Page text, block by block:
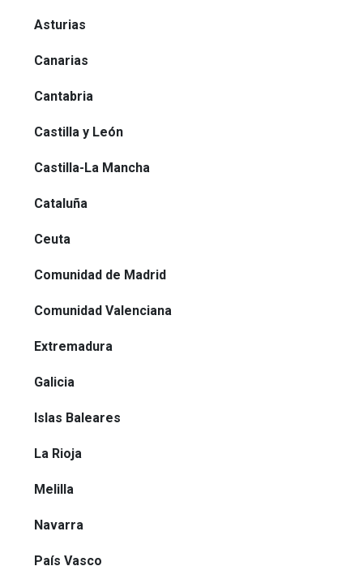
Asturias
Canarias
Cantabria
Castilla y León
Castilla-La Mancha
Cataluña
Ceuta
Comunidad de Madrid
Comunidad Valenciana
Extremadura
Galicia
Islas Baleares
La Rioja
Melilla
Navarra
País Vasco